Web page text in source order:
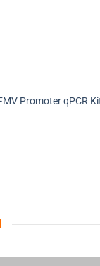
Promoter qPCR